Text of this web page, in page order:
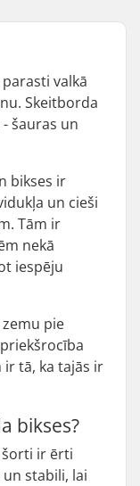
valkā
Skeitborda
šauras un
bikses ir
un cieši
Tām ir
nekā
iespēju
pie
tā, ka tajās ir
bikses?
šorti ir ērti
stabili, lai